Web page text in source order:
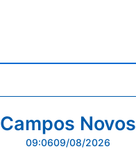
Campos Novos
09:0609/08/2026